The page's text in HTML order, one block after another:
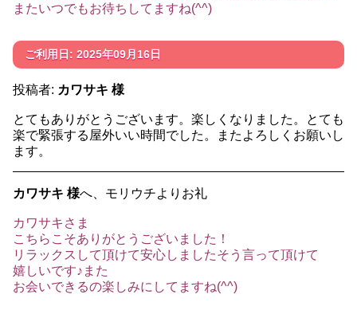
またいつでもお待ちしてますね(^^)
ご利用日: 2025年09月16日
投稿者: カワサキ 様
とてもありがとうございます。楽しくなりました。とても
楽で緊張する屋外いい時間でした。またよろしくお願いし
ます。
カワサキ 様へ、モリウチよりお礼
カワサキさま
こちらこそありがとうございました！
リラックスして頂けて安心しましたそう言って頂けて
嬉しいです♪また
お会いできるの楽しみにしてますね(^^)